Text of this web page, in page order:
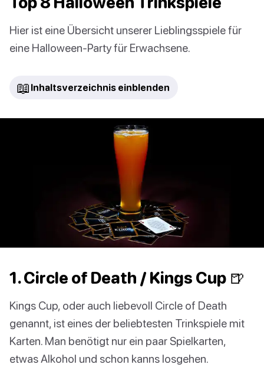
Hier ist eine Übersicht unserer Lieblingsspiele für
eine Halloween-Party für Erwachsene.
📖 Inhaltsverzeichnis einblenden
1. Circle of Death / Kings Cup 🍺
Kings Cup, oder auch liebevoll Circle of Death
genannt, ist eines der beliebtesten Trinkspiele mit
Karten. Man benötigt nur ein paar Spielkarten,
etwas Alkohol und schon kanns losgehen.